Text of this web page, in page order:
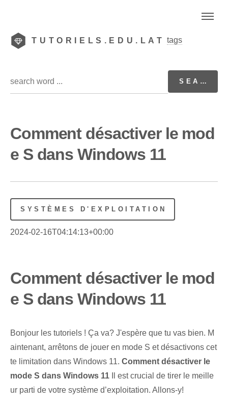
TUTORIELS.EDU.LAT tags
Comment désactiver le mod
e S dans Windows 11
SYSTÈMES D'EXPLOITATION
2024-02-16T04:14:13+00:00
Comment désactiver le mod
e S dans Windows 11
Bonjour les tutoriels ! Ça va? J'espère que tu vas bien. M
aintenant, arrêtons de jouer en mode S et désactivons cet
te limitation dans Windows 11. Comment désactiver le
mode S dans Windows 11 Il est crucial de tirer le meille
ur parti de votre système d’exploitation. Allons-y!